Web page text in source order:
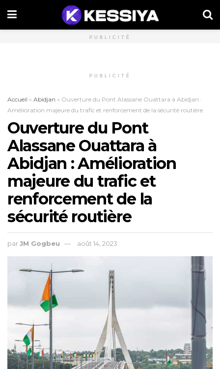
PUBLICITÉ
PUBLICITÉ
Accueil » Abidjan » Ouverture du Pont Alassane Ouattara à Abidjan :
Amélioration majeure du trafic et renforcement de la sécurité routière
Ouverture du Pont
Alassane Ouattara à
Abidjan : Amélioration
majeure du trafic et
renforcement de la
sécurité routière
parJM Gogbeu août 14, 2023